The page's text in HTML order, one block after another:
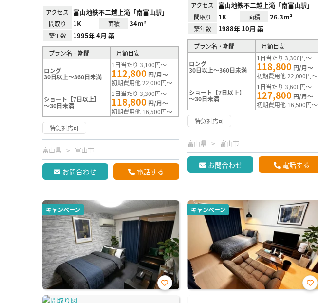
アクセス 富山地鉄不二越上滝「南富山駅」
間取り 1K 面積 34m²
築年数 1995年 4月 築
プラン名・期間 月額目安
ロング
30日以上～360日未満
1日当たり 3,100円～
112,800 円/月～
初期費用他 22,000円～
ショート【7日以上】
～30日未満
1日当たり 3,300円～
118,800 円/月～
初期費用他 16,500円～
特急対応可
富山県 富山市
お問合わせ 電話する
アクセス 富山地鉄不二越上滝「南富山駅」
間取り 1K 面積 26.3m²
築年数 1988年 10月 築
プラン名・期間 月額目安
ロング
30日以上～360日未満
1日当たり 3,300円～
118,800 円/月～
初期費用他 22,000円～
ショート【7日以上】
～30日未満
1日当たり 3,600円～
127,800 円/月～
初期費用他 16,500円～
特急対応可
富山県 富山市
お問合わせ 電話する
キャンペーン
お気
キャンペーン
お気